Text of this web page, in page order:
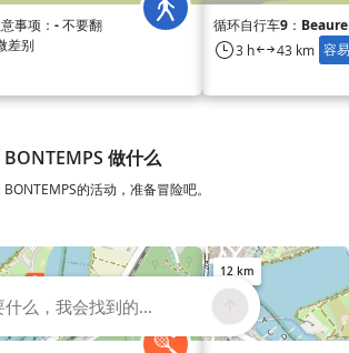
事项：- 不要翻
差别
循环自行车9：
3 h 43 km 容易
做什么
的活动，准备冒险吧。
12 km
么，我会找到的...